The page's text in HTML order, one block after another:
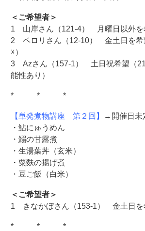
＜ご希望者＞
1 山岸さん（121-4） 月曜日以外を
2 ペロリさん（12-10） 金土日を
☓）
3 Azさん（157-1） 土日祝希望（
能性あり）
* * *
【単発煮物講座 第２回】
→開催日未
・鮎にゅうめん
・鰯の甘露煮
・生湯葉丼（玄米）
・粟麩の揚げ煮
・豆ご飯（白米）
＜ご希望者＞
1 きなかぼさん（153-1） 金土日を
* * *